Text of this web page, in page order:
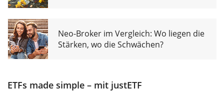
Neo-Broker im Vergleich: Wo liegen die
Stärken, wo die Schwächen?
ETFs made simple – mit justETF